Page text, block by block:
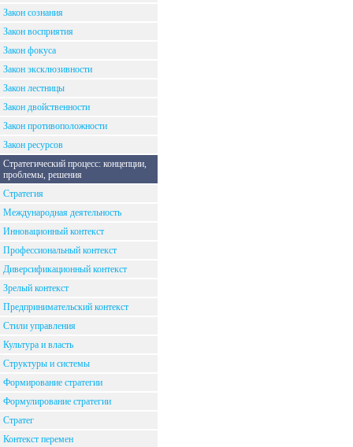
Закон сознания
Закон восприятия
Закон фокуса
Закон эксклюзивности
Закон лестницы
Закон двойственности
Закон противоположности
Закон ресурсов
Стратегический процесс: концепции,
проблемы, решения
Стратегия
Международная деятельность
Инновационный контекст
Профессиональный контекст
Диверсификационный контекст
Зрелый контекст
Предпринимательский контекст
Стили управления
Культура и власть
Структуры и системы
Формирование стратегии
Формулирование стратегии
Стратег
Контекст перемен